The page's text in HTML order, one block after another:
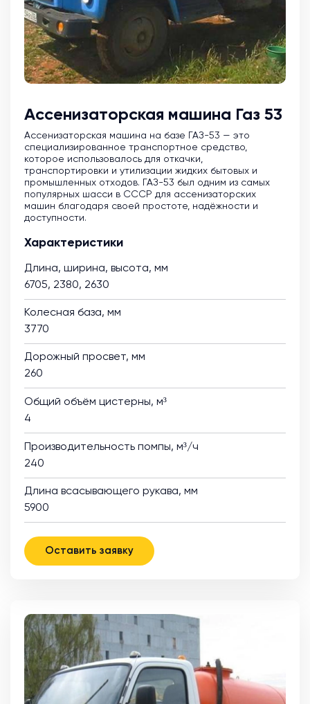
Ассенизаторская машина Газ 53
Ассенизаторская машина на базе ГАЗ-53 — это
специализированное транспортное средство,
которое использовалось для откачки,
транспортировки и утилизации жидких бытовых и
промышленных отходов. ГАЗ-53 был одним из самых
популярных шасси в СССР для ассенизаторских
машин благодаря своей простоте, надёжности и
доступности.
Характеристики
Длина, ширина, высота, мм
6705, 2380, 2630
Колесная база, мм
3770
Дорожный просвет, мм
260
Общий объём цистерны, м³
4
Производительность помпы, м³/ч
240
Длина всасывающего рукава, мм
5900
Оставить заявку